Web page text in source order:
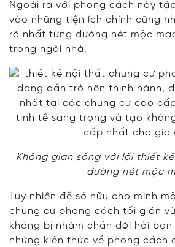
Ngoài ra với phong cách này
vào những tiện ích chính cũng
rõ nhất từng đường nét mộc
trong ngôi nhà.
Không gian sống với lối thiết
đường nét mộc
Tuy nhiên để sở hữu cho mình
chung cư phong cách tối giản
không bị nhàm chán đòi hỏi
những kiến thức về phong cách